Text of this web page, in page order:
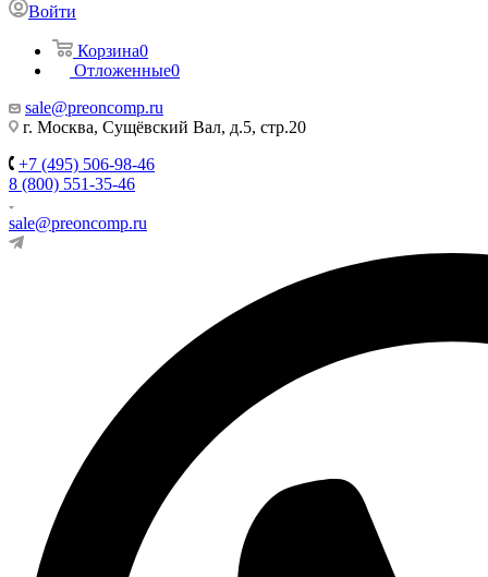
Войти
Корзина0
Отложенные0
sale@preoncomp.ru
г. Москва, Сущёвский Вал, д.5, стр.20
+7 (495) 506-98-46
8 (800) 551-35-46
sale@preoncomp.ru